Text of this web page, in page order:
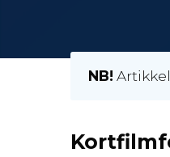
NB!